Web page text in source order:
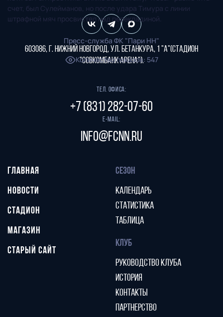
счет, был Сулейманов, но после удара Тимура с линии
штрафной мяч просвистел над перекладиной.
Пресс-служба ФК "Пари НН"
Количество показов: 547
603086, г. Нижний Новгород, ул. Бетанкура, 1 "А"(стадион
"СОВКОМБАНК АРЕНА").
Тел. офиса:
+7 (831) 282-07-60
E-mail:
info@fcnn.ru
ГЛАВНАЯ
НОВОСТИ
СТАДИОН
МАГАЗИН
СТАРЫЙ САЙТ
СЕЗОН
КАЛЕНДАРЬ
СТАТИСТИКА
ТАБЛИЦА
КЛУБ
РУКОВОДСТВО КЛУБА
ИСТОРИЯ
КОНТАКТЫ
ПАРТНЕРСТВО